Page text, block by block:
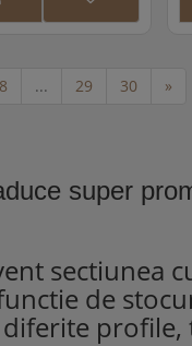
8 ... 29 30 »
super
sectiunea
de
profile,